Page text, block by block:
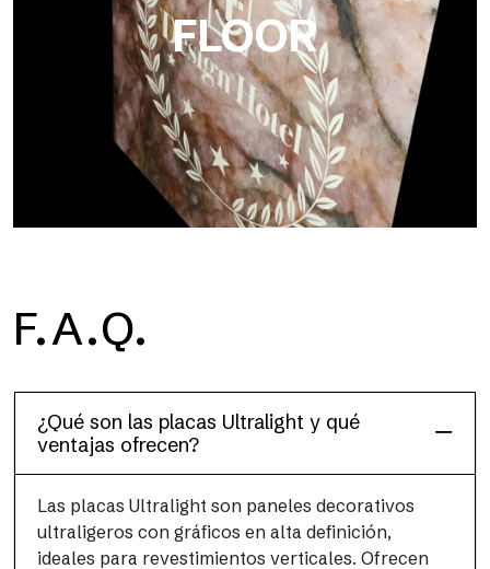
FLOOR
Floor
Este acabado para suelos, resistente y ligero (PEI 4; R10), ha
F.A.Q.
¿Qué son las placas Ultralight y qué
ventajas ofrecen?
Las placas Ultralight son paneles decorativos
ultraligeros con gráficos en alta definición,
ideales para revestimientos verticales. Ofrecen